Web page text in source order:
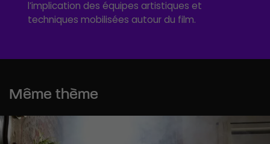
l’implication des équipes artistiques et
techniques mobilisées autour du film.
Même thème